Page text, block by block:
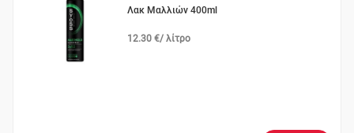
Λακ Μαλλιών 400ml
12.30 €/ λίτρο